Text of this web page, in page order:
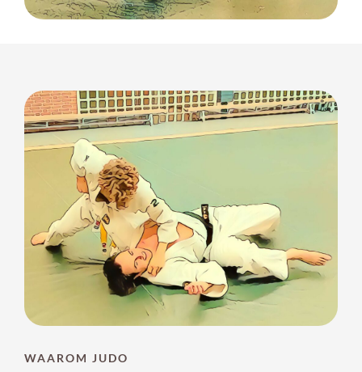
WAAROM JUDO